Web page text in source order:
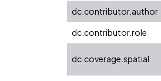
dc.contributor.author
dc.contributor.role
dc.coverage.spatial